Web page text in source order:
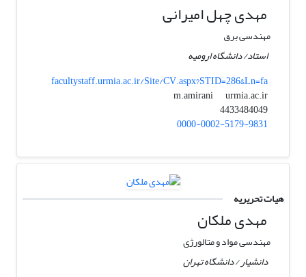
مهدی چهل امیرانی
مهندسی برق
استاد/ دانشگاه ارومیه
facultystaff.urmia.ac.ir/Site/CV.aspx?STID=286&Ln=fa
m.amirani
urmia.ac.ir
4433484049
0000-0002-5179-9831
هیات تحریریه
مهدی ملکان
مهندسی مواد و متالورژی
دانشیار / دانشگاه تهران